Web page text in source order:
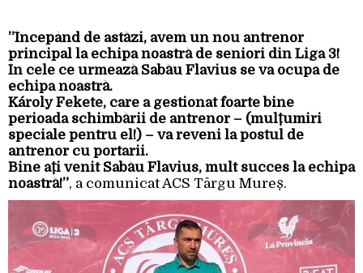
”Începând de astăzi, avem un nou antrenor
principal la echipa noastră de seniori din Liga 3!
În cele ce urmează Sabău Flavius se va ocupa de
echipa noastră.
Károly Fekete, care a gestionat foarte bine
perioada schimbării de antrenor – (mulțumiri
speciale pentru el!) – va reveni la postul de
antrenor cu portarii.
Bine ați venit Sabău Flavius, mult succes la echipa
noastră!”, a comunicat ACS Târgu Mureș.